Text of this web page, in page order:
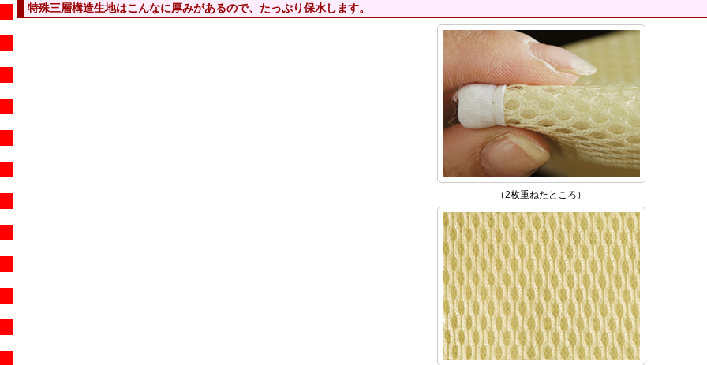
特殊三層構造生地はこんなに厚みがあるので、たっぷり保水します。
（2枚重ねたところ）